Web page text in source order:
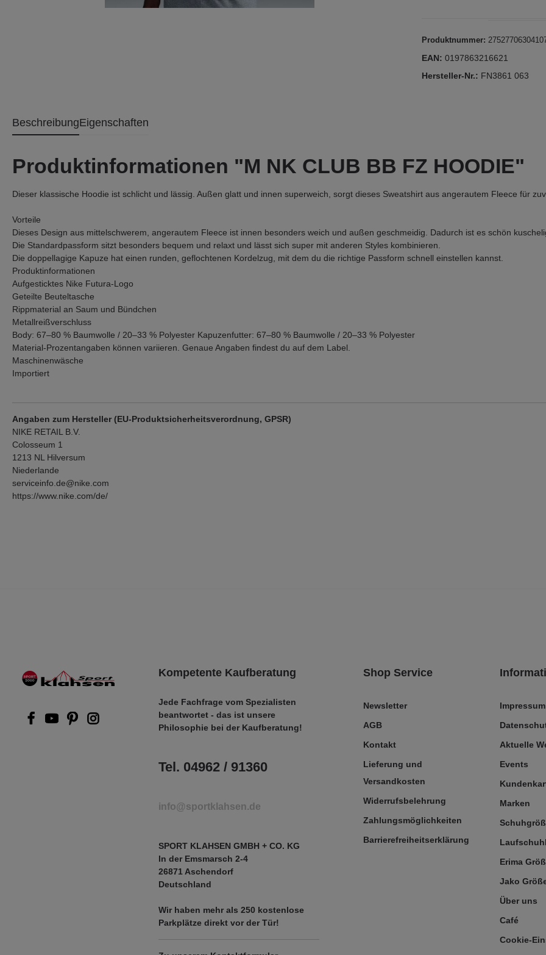
Produktnummer:
EAN: 0197863216621
Hersteller-Nr.: FN3861 063
BeschreibungEigenschaften
Produktinformationen "M NK CLUB BB FZ HOODIE"
Dieser klassische Hoodie ist schlicht und lässig. Außen glatt und innen superweich, sorgt dieses Sweatshirt aus angerautem Fleece für
Vorteile
Dieses Design aus mittelschwerem, angerautem Fleece ist innen besonders weich und außen geschmeidig. Dadurch ist es schön
Die Standardpassform sitzt besonders bequem und relaxt und lässt sich super mit anderen Styles kombinieren.
Die doppellagige Kapuze hat einen runden, geflochtenen Kordelzug, mit dem du die richtige Passform schnell einstellen kannst.
Produktinformationen
Aufgesticktes Nike Futura-Logo
Geteilte Beuteltasche
Rippmaterial an Saum und Bündchen
Metallreißverschluss
Body: 67–80 % Baumwolle / 20–33 % Polyester Kapuzenfutter: 67–80 % Baumwolle / 20–33 % Polyester
Material-Prozentangaben können variieren. Genaue Angaben findest du auf dem Label.
Maschinenwäsche
Importiert
Angaben zum Hersteller (EU-Produktsicherheitsverordnung, GPSR)
NIKE RETAIL B.V.
Colosseum 1
1213 NL Hilversum
Niederlande
serviceinfo.de@nike.com
https://www.nike.com/de/
Kompetente Kaufberatung
Jede Fachfrage vom Spezialisten
beantwortet - das ist unsere
Philosophie bei der Kaufberatung!
Tel. 04962 / 91360
info@sportklahsen.de
SPORT KLAHSEN GMBH + CO. KG
In der Emsmarsch 2-4
26871 Aschendorf
Deutschland
Wir haben mehr als 250 kostenlose
Parkplätze direkt vor der Tür!
Shop Service
Newsletter
AGB
Kontakt
Lieferung und
Versandkosten
Widerrufsbelehrung
Zahlungsmöglichkeiten
Barrierefreiheitserklärung
Impressum
Aktuelle
Events
Marken
Erima
Jako
Über uns
Café
Cookie-